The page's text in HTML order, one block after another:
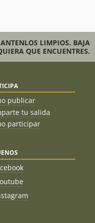
LIMPIOS. BAJA
QUE ENCUENTRES.
publicar
tu salida
participar